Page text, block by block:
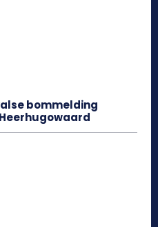
bommelding